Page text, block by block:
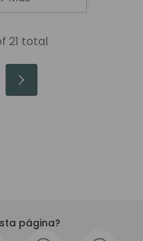
21 total
página?